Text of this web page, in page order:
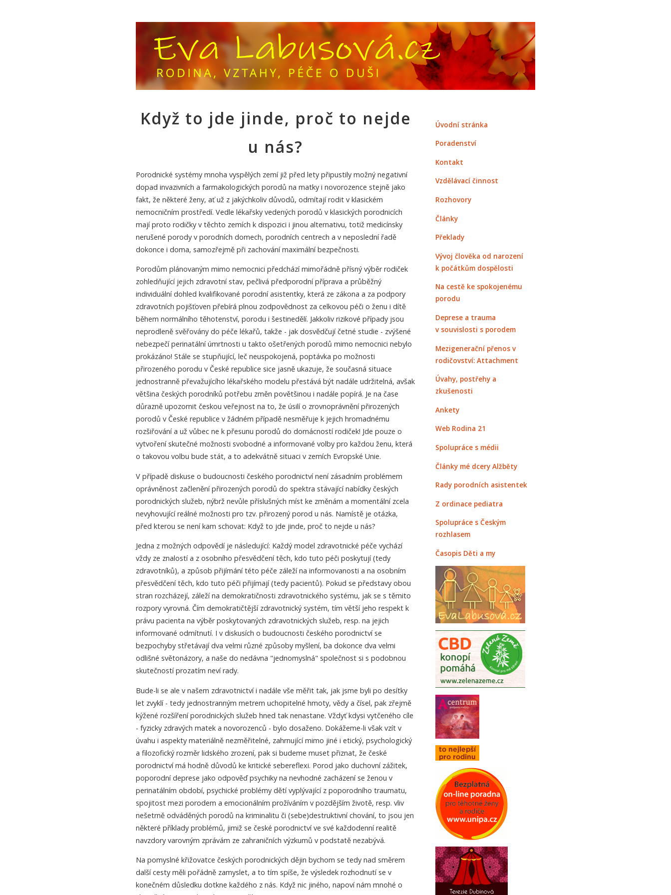
Když to jde jinde, proč to nejde
u nás?
Porodnické systémy mnoha vyspělých zemí již před lety připustily možný negativní
dopad invazivních a farmakologických porodů na matky i novorozence stejně jako
fakt, že některé ženy, ať už z jakýchkoliv důvodů, odmítají rodit v klasickém
nemocničním prostředí. Vedle lékařsky vedených porodů v klasických porodnicích
mají proto rodičky v těchto zemích k dispozici i jinou alternativu, totiž medicínsky
nerušené porody v porodních domech, porodních centrech a v neposlední řadě
dokonce i doma, samozřejmě při zachování maximální bezpečnosti.
Porodům plánovaným mimo nemocnici předchází mimořádně přísný výběr rodiček
zohledňující jejich zdravotní stav, pečlivá předporodní příprava a průběžný
individuální dohled kvalifikované porodní asistentky, která ze zákona a za podpory
zdravotních pojišťoven přebírá plnou zodpovědnost za celkovou péči o ženu i dítě
během normálního těhotenství, porodu i šestinedělí. Jakkoliv rizikové případy jsou
neprodleně svěřovány do péče lékařů, takže - jak dosvědčují četné studie - zvýšené
nebezpečí perinatální úmrtnosti u takto ošetřených porodů mimo nemocnici nebylo
prokázáno! Stále se stupňující, leč neuspokojená, poptávka po možnosti
přirozeného porodu v České republice sice jasně ukazuje, že současná situace
jednostranně převažujícího lékařského modelu přestává být nadále udržitelná, avšak
většina českých porodníků potřebu změn povětšinou i nadále popírá. Je na čase
důrazně upozornit českou veřejnost na to, že úsilí o zrovnoprávnění přirozených
porodů v České republice v žádném případě nesměřuje k jejich hromadnému
rozšiřování a už vůbec ne k přesunu porodů do domácností rodiček! Jde pouze o
vytvoření skutečné možnosti svobodné a informované volby pro každou ženu, která
o takovou volbu bude stát, a to adekvátně situaci v zemích Evropské Unie.
V případě diskuse o budoucnosti českého porodnictví není zásadním problémem
oprávněnost začlenění přirozených porodů do spektra stávající nabídky českých
porodnických služeb, nýbrž nevůle příslušných míst ke změnám a momentální zcela
nevyhovující reálné možnosti pro tzv. přirozený porod u nás. Namístě je otázka,
před kterou se není kam schovat: Když to jde jinde, proč to nejde u nás?
Jedna z možných odpovědí je následující: Každý model zdravotnické péče vychází
vždy ze znalostí a z osobního přesvědčení těch, kdo tuto péči poskytují (tedy
zdravotníků), a způsob přijímání této péče záleží na informovanosti a na osobním
přesvědčení těch, kdo tuto péči přijímají (tedy pacientů). Pokud se představy obou
stran rozcházejí, záleží na demokratičnosti zdravotnického systému, jak se s těmito
rozpory vyrovná. Čím demokratičtější zdravotnický systém, tím větší jeho respekt k
právu pacienta na výběr poskytovaných zdravotnických služeb, resp. na jejich
informované odmítnutí. I v diskusích o budoucnosti českého porodnictví se
bezpochyby střetávají dva velmi různé způsoby myšlení, ba dokonce dva velmi
odlišné světonázory, a naše do nedávna "jednomyslná" společnost si s podobnou
skutečností prozatím neví rady.
Bude-li se ale v našem zdravotnictví i nadále vše měřit tak, jak jsme byli po desítky
let zvyklí - tedy jednostranným metrem uchopitelné hmoty, vědy a čísel, pak zřejmě
kýžené rozšíření porodnických služeb hned tak nenastane. Vždyť kdysi vytčeného cíle
- fyzicky zdravých matek a novorozenců - bylo dosaženo. Dokážeme-li však vzít v
úvahu i aspekty materiálně nezměřitelné, zahrnující mimo jiné i etický, psychologický
a filozofický rozměr lidského zrození, pak si budeme muset přiznat, že české
porodnictví má hodně důvodů ke kritické sebereflexi. Porod jako duchovní zážitek,
poporodní deprese jako odpověď psychiky na nevhodné zacházení se ženou v
perinatálním období, psychické problémy dětí vyplývající z poporodního traumatu,
spojitost mezi porodem a emocionálním prožíváním v pozdějším životě, resp. vliv
nešetrně odváděných porodů na kriminalitu či (sebe)destruktivní chování, to jsou jen
některé příklady problémů, jimiž se české porodnictví ve své každodenní realitě
navzdory varovným zprávám ze zahraničních výzkumů v podstatě nezabývá.
Na pomyslné křižovatce českých porodnických dějin bychom se tedy nad směrem
další cesty měli pořádně zamyslet, a to tím spíše, že výsledek rozhodnutí se v
konečném důsledku dotkne každého z nás. Když nic jiného, napoví nám mnohé o
Úvodní stránka
Poradenství
Kontakt
Vzdělávací činnost
Rozhovory
Články
Překlady
Vývoj člověka od narození
k počátkům dospělosti
Na cestě ke spokojenému
porodu
Deprese a trauma
v souvislosti s porodem
Mezigenerační přenos v
rodičovství: Attachment
Úvahy, postřehy a
zkušenosti
Ankety
Web Rodina 21
Spolupráce s médii
Články mé dcery Alžběty
Rady porodních asistentek
Z ordinace pediatra
Spolupráce s Českým
rozhlasem
Časopis Děti a my